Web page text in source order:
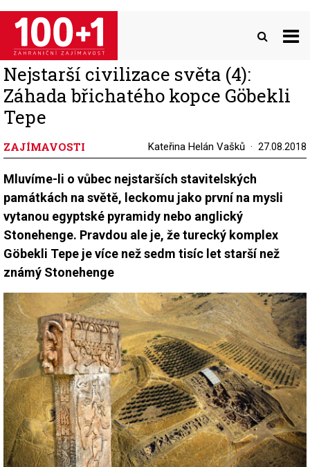
Přejít
hlavnímu
obsahu
Nejstarší civilizace světa (4):
Záhada břichatého kopce Göbekli
Tepe
ZAJÍMAVOSTI Kateřina Helán Vašků 27.08.2018
Mluvíme-li o vůbec nejstarších stavitelských
památkách na světě, leckomu jako první na mysli
vytanou egyptské pyramidy nebo anglický
Stonehenge. Pravdou ale je, že turecký komplex
Göbekli Tepe je více než sedm tisíc let starší než
známý Stonehenge